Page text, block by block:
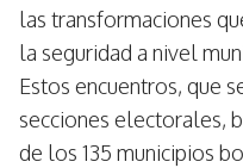
las transformaciones
la seguridad a nivel
Estos encuentros, que
secciones electorales,
de los 135 municipios